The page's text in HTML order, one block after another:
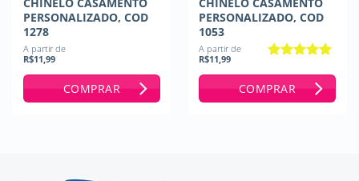
PERSONALIZADO, COD
1278
A partir de
R$11,99
COMPRAR
PERSONALIZADO, COD
1053
A partir de
R$11,99
COMPRAR